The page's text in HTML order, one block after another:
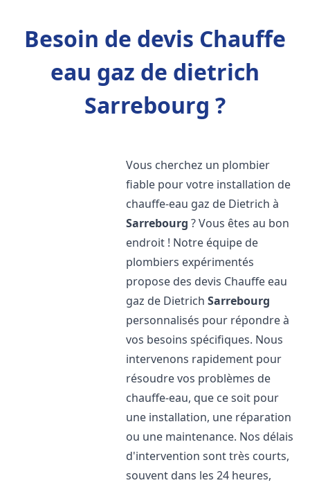
Besoin de devis Chauffe
eau gaz de dietrich
Sarrebourg ?
Vous cherchez un plombier
fiable pour votre installation de
chauffe-eau gaz de Dietrich à
Sarrebourg ? Vous êtes au bon
endroit ! Notre équipe de
plombiers expérimentés
propose des devis Chauffe eau
gaz de DietrichSarrebourg
personnalisés pour répondre à
vos besoins spécifiques. Nous
intervenons rapidement pour
résoudre vos problèmes de
chauffe-eau, que ce soit pour
une installation, une réparation
ou une maintenance. Nos délais
d'intervention sont très courts,
souvent dans les 24 heures,